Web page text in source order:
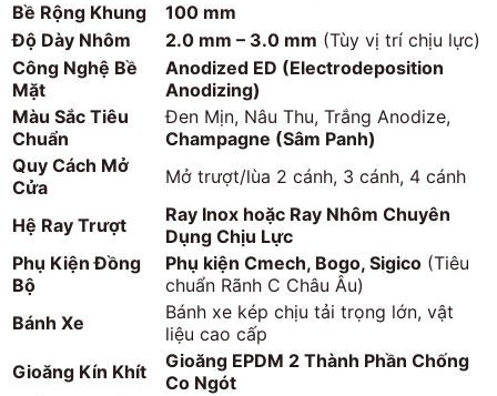
Bề Rộng Khung
100 mm
Độ Dày Nhôm
2.0 mm – 3.0 mm (Tùy vị trí chịu lực)
Công Nghệ Bề
Mặt
Anodized ED (Electrodeposition
Anodizing)
Màu Sắc Tiêu
Chuẩn
Đen Mịn, Nâu Thu, Trắng Anodize,
Champagne (Sâm Panh)
Quy Cách Mở
Cửa
Mở trượt/lùa 2 cánh, 3 cánh, 4 cánh
Hệ Ray Trượt
Ray Inox hoặc Ray Nhôm Chuyên
Dụng Chịu Lực
Phụ Kiện Đồng
Bộ
Phụ kiện Cmech, Bogo, Sigico (Tiêu
chuẩn Rãnh C Châu Âu)
Bánh Xe
Bánh xe kép chịu tải trọng lớn, vật
liệu cao cấp
Gioăng Kín Khít
Gioăng EPDM 2 Thành Phần Chống
Co Ngót